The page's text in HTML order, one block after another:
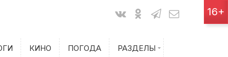
КИНО ПОГОДА РАЗДЕЛЫ
Показания счетчиков
Билеты на поезд
16+